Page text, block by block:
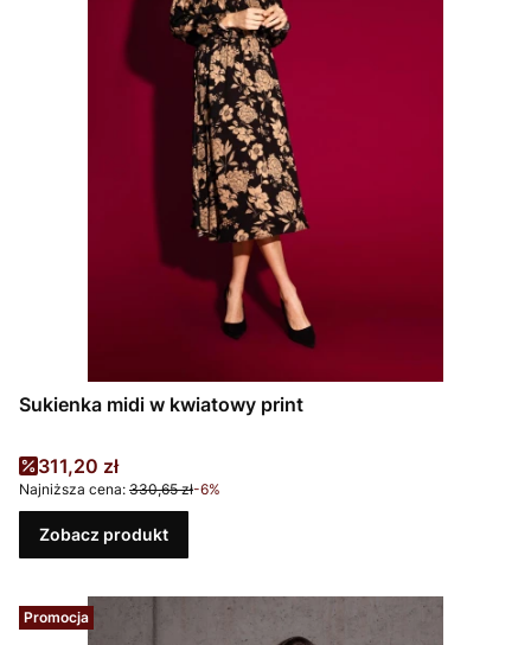
Sukienka midi w kwiatowy print
Cena promocyjna
311,20 zł
Najniższa cena: 330,65 zł-6%
Zobacz produkt
Promocja